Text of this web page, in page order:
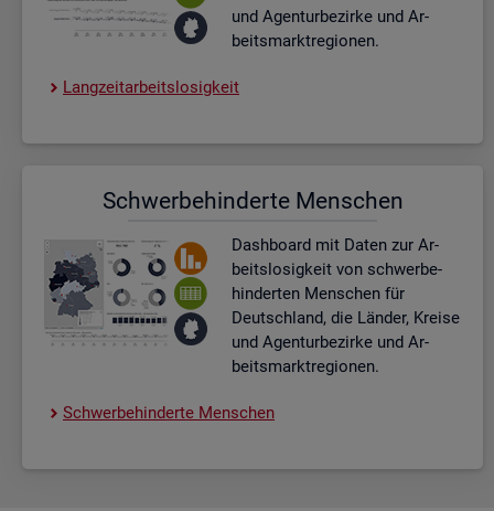
und Agen­tur­be­zir­ke und Ar­
beits­markt­re­gio­nen.
Lang­zeit­ar­beits­lo­sig­keit
Schwer­be­hin­der­te Men­schen
Dash­board mit Daten zur Ar­
beits­lo­sig­keit von schwer­be­
hin­der­ten Men­schen für
Deutsch­land, die Län­der, Krei­se
und Agen­tur­be­zir­ke und Ar­
beits­markt­re­gio­nen.
Schwer­be­hin­der­te Men­schen